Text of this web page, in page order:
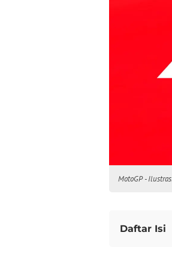
MotoGP -
Daftar Isi